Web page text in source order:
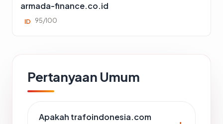
armada-finance.co.id
ID 95/100
Pertanyaan Umum
Apakah trafoindonesia.com